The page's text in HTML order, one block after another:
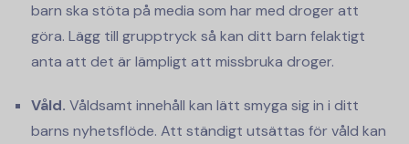
barn ska stöta på media som har med droger att
göra. Lägg till grupptryck så kan ditt barn felaktigt
anta att det är lämpligt att missbruka droger.
Våld. Våldsamt innehåll kan lätt smyga sig in i ditt
barns nyhetsflöde. Att ständigt utsättas för våld kan